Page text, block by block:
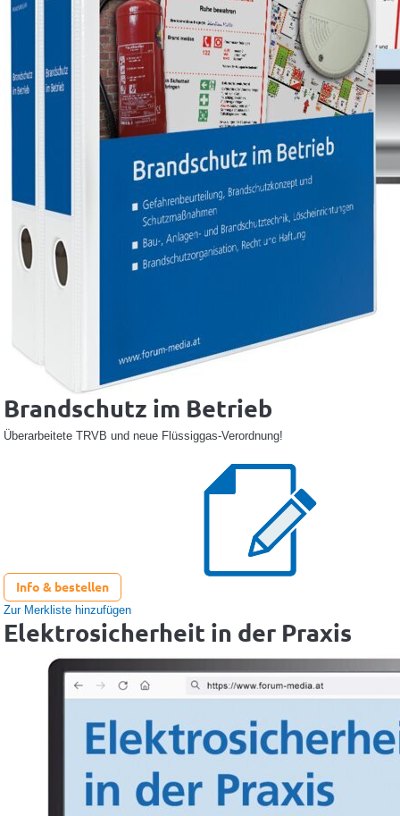
Brandschutz im Betrieb
Überarbeitete TRVB und neue Flüssiggas-Verordnung!
Info & bestellen
Zur Merkliste hinzufügen
Elektrosicherheit in der Praxis